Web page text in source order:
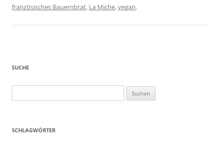
französisches Bauernbrat, La Miche,vegan.
SUCHE
nach:
SCHLAGWÖRTER